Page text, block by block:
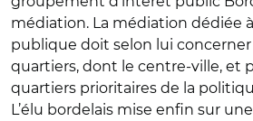
médiation. La médiation dédiée
publique doit selon lui
quartiers, dont le centre-ville, et
quartiers prioritaires de la
L’élu bordelais mise enfin sur